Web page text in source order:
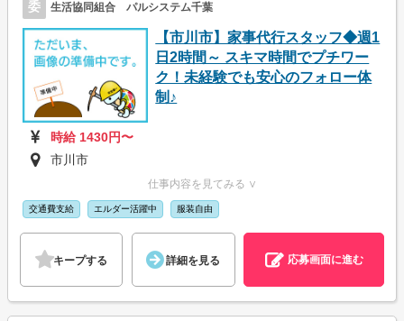
委 生活協同組合 パルシステム千葉
【市川市】家事代行スタッフ◆週1
日2時間～ スキマ時間でプチワー
ク！未経験でも安心のフォロー体
制♪
時給 1430円〜
市川市
仕事内容を見てみる ∨
交通費支給 エルダー活躍中 服装自由
キープする 詳細を見る 応募画面に進む